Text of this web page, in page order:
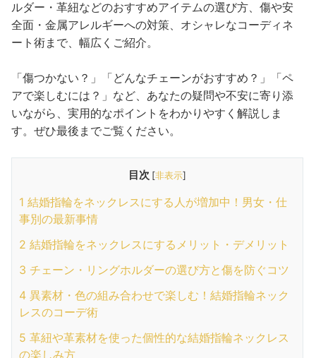
ルダー・革紐などのおすすめアイテムの選び方、傷や安
全面・金属アレルギーへの対策、オシャレなコーディネ
ート術まで、幅広くご紹介。
「傷つかない？」「どんなチェーンがおすすめ？」「ペ
アで楽しむには？」など、あなたの疑問や不安に寄り添
いながら、実用的なポイントをわかりやすく解説しま
す。ぜひ最後までご覧ください。
目次 [非表示]
1 結婚指輪をネックレスにする人が増加中！男女・仕
事別の最新事情
2 結婚指輪をネックレスにするメリット・デメリット
3 チェーン・リングホルダーの選び方と傷を防ぐコツ
4 異素材・色の組み合わせで楽しむ！結婚指輪ネック
レスのコーデ術
5 革紐や革素材を使った個性的な結婚指輪ネックレス
の楽しみ方